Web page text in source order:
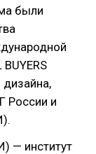
были
дизайна,
и
— институт